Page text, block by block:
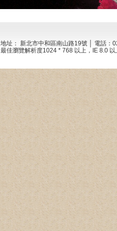
地址： 新北市中和區南山路19號 │ 電話：
最佳瀏覽解析度1024 * 768 以上，IE 8.0